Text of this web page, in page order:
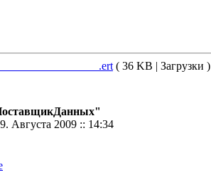
( 36 KB | Загрузки )
Августа 2009 :: 14:34